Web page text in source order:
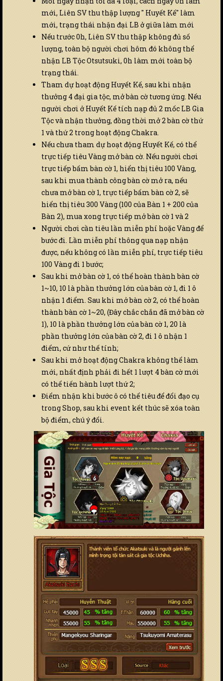
mới, Liên SV thu thập lượng " Huyết Kế" làm
mới, trạng thái nhận đại LB ở giữa làm mới
Nếu trước 0h, Liên SV thu thập không đủ số
lượng, toàn bộ người chơi hôm đó không thể
nhận LB Tộc Otsutsuki, 0h làm mới toàn bộ
trạng thái.
Tham dự hoạt động Huyết Kế, sau khi nhận
thưởng 4 đại gia tộc, mở bàn cờ tương ứng. Nếu
người chơi ở Huyết Kế tích nạp đủ 2 mốc LB Gia
Tộc và nhận thưởng, đồng thời mở 2 bàn cờ thứ
1 và thứ 2 trong hoạt động Chakra.
Nếu chưa tham dự hoạt động Huyết Kế, có thể
trực tiếp tiêu Vàng mở bàn cờ. Nếu người chơi
trực tiếp bấm bàn cờ 1, hiển thị tiêu 100 Vàng,
sau khi mua thành công bàn cờ mở ra, nếu
chưa mở bàn cờ 1, trực tiếp bấm bàn cờ 2, sẽ
hiển thị tiêu 300 Vàng (100 của Bàn 1 + 200 của
Bàn 2), mua xong trực tiếp mở bàn cờ 1 và 2
Người chơi cần tiêu lần miễn phí hoặc Vàng để
bước đi. Lần miễn phí thông qua nạp nhận
được, nếu không có lần miễn phí, trực tiếp tiêu
100 Vàng đi 1 bước;
Sau khi mở bàn cờ 1, có thể hoàn thành bàn cờ
1~10, 10 là phần thưởng lớn của bàn cờ 1, đi 1 ô
nhận 1 điểm. Sau khi mở bàn cờ 2, có thể hoàn
thành bàn cờ 1~20, (Đây chắc chắn đã mở bàn cờ
1), 10 là phần thưởng lớn của bàn cờ 1, 20 là
phần thưởng lớn của bàn cờ 2, đi 1 ô nhận 1
điểm, cứ như thế tính;
Sau khi mở hoạt động Chakra không thể làm
mới, nhất định phải đi hết 1 lượt 4 bàn cờ mới
có thể tiến hành lượt thứ 2;
Điểm nhận khi bước ô có thể tiêu để đổi đạo cụ
trong Shop, sau khi event kết thúc sẽ xóa toàn
bộ điểm, chú ý đổi.